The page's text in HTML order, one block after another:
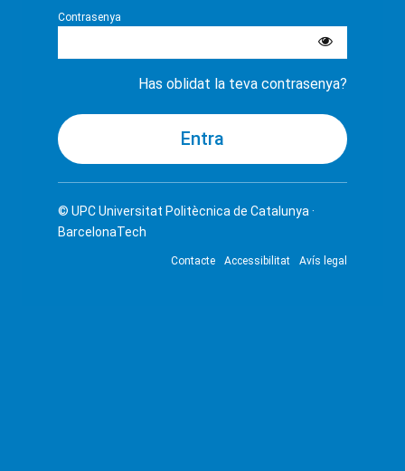
Contrasenya
Has oblidat la teva contrasenya?
© UPCUniversitat Politècnica de Catalunya ·
BarcelonaTech
Contacte Accessibilitat Avís legal